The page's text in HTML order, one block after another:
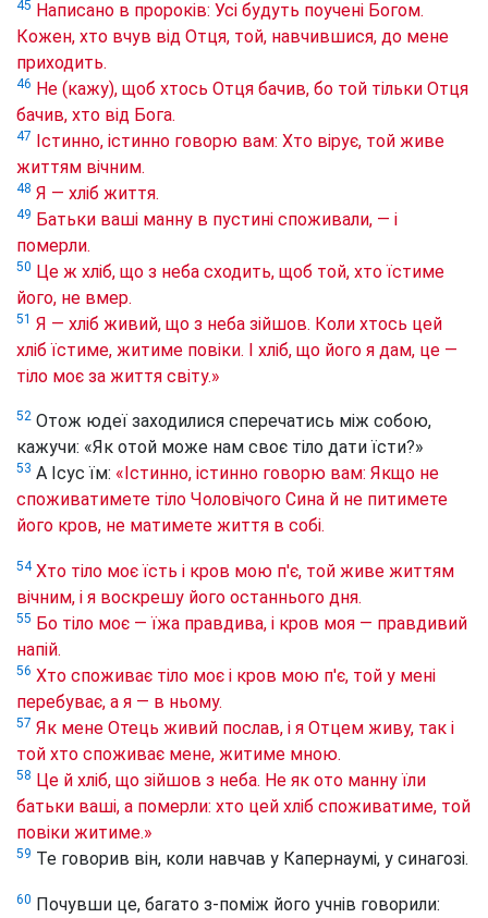
45 Написано в пророків: Усі будуть поучені Богом.
Кожен, хто вчув від Отця, той, навчившися, до мене
приходить.
46 Не (кажу), щоб хтось Отця бачив, бо той тільки Отця
бачив, хто від Бога.
47 Істинно, істинно говорю вам: Хто вірує, той живе
життям вічним.
48 Я — хліб життя.
49 Батьки ваші манну в пустині споживали, — і
померли.
50 Це ж хліб, що з неба сходить, щоб той, хто їстиме
його, не вмер.
51 Я — хліб живий, що з неба зійшов. Коли хтось цей
хліб їстиме, житиме повіки. І хліб, що його я дам, це —
тіло моє за життя світу.»
52 Отож юдеї заходилися сперечатись між собою,
кажучи: «Як отой може нам своє тіло дати їсти?»
53 А Ісус їм: «Істинно, істинно говорю вам: Якщо не
споживатимете тіло Чоловічого Сина й не питимете
його кров, не матимете життя в собі.
54 Хто тіло моє їсть і кров мою п'є, той живе життям
вічним, і я воскрешу його останнього дня.
55 Бо тіло моє — їжа правдива, і кров моя — правдивий
напій.
56 Хто споживає тіло моє і кров мою п'є, той у мені
перебуває, а я — в ньому.
57 Як мене Отець живий послав, і я Отцем живу, так і
той хто споживає мене, житиме мною.
58 Це й хліб, що зійшов з неба. Не як ото манну їли
батьки ваші, а померли: хто цей хліб споживатиме, той
повіки житиме.»
59 Те говорив він, коли навчав у Капернаумі, у синагозі.
60 Почувши це, багато з-поміж його учнів говорили: